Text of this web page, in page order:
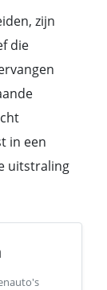
zijn
die
in een
uitstraling